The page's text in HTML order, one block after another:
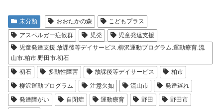
未分類 おおたかの森
こどもプラス
アスペルガー症候群
児発
児童発達支援
児童発達支援.放課後等デイサービス.柳沢運動プログラム.運動療育.流
山市.柏市.野田市.初石
初石
多動性障害 放課後等デイサービス
柏市
柳沢運動プログラム
注意欠如 流山市
発達遅れ
発達障がい
自閉症 運動療育 野田
野田市